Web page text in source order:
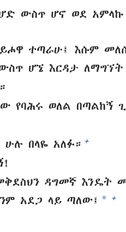
ውስጥ ሆኖ ወደ አምላኩ
ተጣራሁ፤ እሱም
ሆኜ እርዳታ
የባሕሩ ወለል በጣልከኝ
ሁሉ በላዬ አለፉ። +
ዳግመኛ እንዴት
አደጋ ላይ ጣለው፤ * +